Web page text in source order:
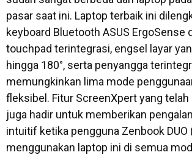
pasar saat ini. Laptop terbaik ini
keyboard Bluetooth ASUS ErgoSense
touchpad terintegrasi, engsel layar
hingga 180°, serta penyangga
memungkinkan lima mode
fleksibel. Fitur ScreenXpert yang
juga hadir untuk memberikan
intuitif ketika pengguna Zenbook DUO
menggunakan laptop ini di semua